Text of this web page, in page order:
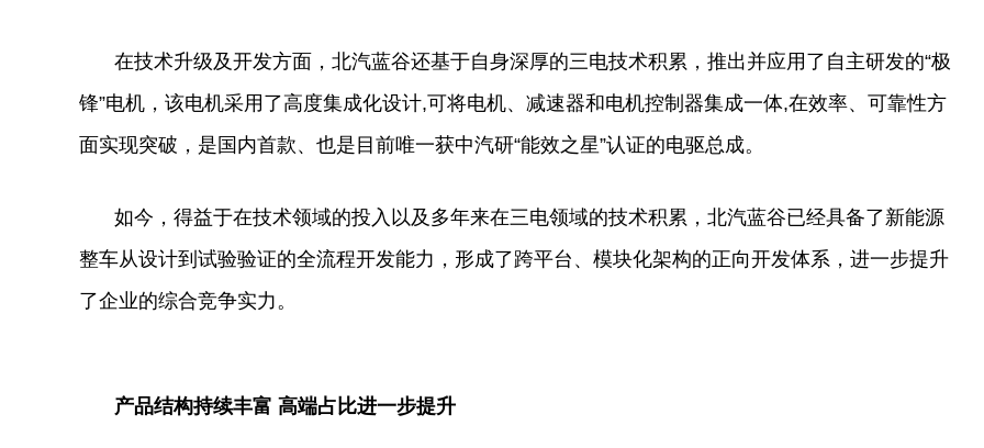
在技术升级及开发方面，北汽蓝谷还基于自身深厚的三电技术积累，推出并应用了自主研发的“极
锋”电机，该电机采用了高度集成化设计,可将电机、减速器和电机控制器集成一体,在效率、可靠性方
面实现突破，是国内首款、也是目前唯一获中汽研“能效之星”认证的电驱总 成。
如今，得益于在技术领域的投入以及多年来在三电领域的技术积累，北汽蓝谷已经具备了新能源
整车从设计到试验验证的全流程开发能力，形成了跨平台 、模块化架构的正向开发体系，进一步提升
了企业的综合竞争实力。
产品结构持续丰富 高端占比进一步提升